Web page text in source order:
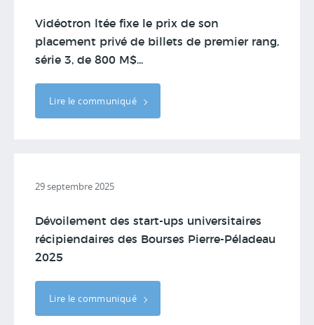
Vidéotron ltée fixe le prix de son
placement privé de billets de premier rang,
série 3, de 800 M$...
Lire le communiqué
29 septembre 2025
Dévoilement des start-ups universitaires
récipiendaires des Bourses Pierre-Péladeau
2025
Lire le communiqué